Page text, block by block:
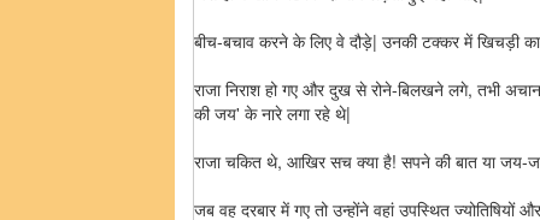
बीच-बचाव करने के लिए वे दौड़े| उनकी टक्कर में खिचड़ी
राजा निराश हो गए और दुख से रोने-बिलखने लगे, तभी
की जय' के नारे लगा रहे थे|
राजा चकित थे, आखिर सच क्या है! सपने की बात या जय-
जब वह दरबार में गए तो उन्होंने वहां उपस्थित ज्योतिषियों